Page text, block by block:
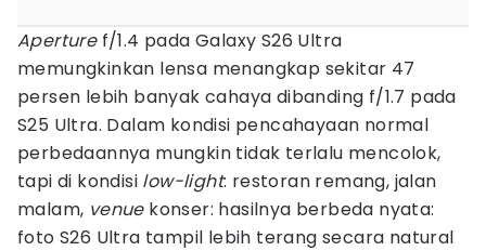
Aperturef/1.4 pada Galaxy S26 Ultra
memungkinkan lensa menangkap sekitar 47
persen lebih banyak cahaya dibanding f/1.7 pada
S25 Ultra. Dalam kondisi pencahayaan normal
perbedaannya mungkin tidak terlalu mencolok,
tapi di kondisi low-light: restoran remang, jalan
malam, venuekonser: hasilnya berbeda nyata:
foto S26 Ultra tampil lebih terang secara natural